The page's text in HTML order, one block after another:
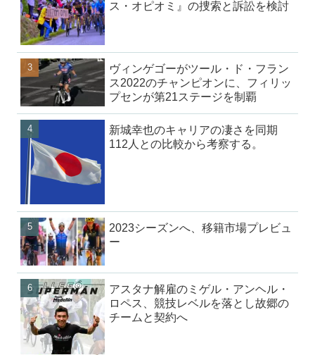
ス・オピオミ』の捜索と訴訟を検討
ヴィンゲゴーがツール・ド・フラン
ス2022のチャンピオンに、フィリッ
プセンが第21ステージを制覇
新城幸也のキャリアの凄さを同期
112人との比較から考察する。
2023シーズンへ、移籍市場プレビュ
ー
アスタナ解雇のミゲル・アンヘル・
ロペス、競技レベルを落とし故郷の
チームと契約へ